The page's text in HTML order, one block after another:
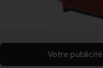
Votre